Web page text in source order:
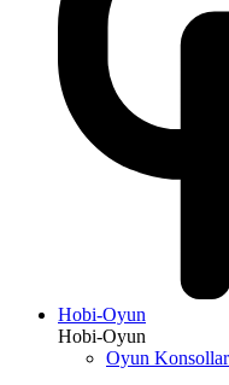
Hobi-Oyun
Hobi-Oyun
Oyun